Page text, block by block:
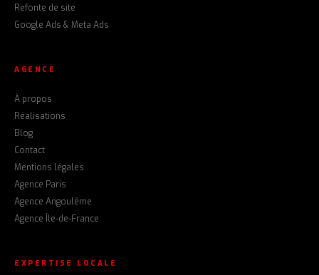
Refonte de site
Google Ads & Meta Ads
AGENCE
À propos
Réalisations
Blog
Contact
Mentions légales
Agence Paris
Agence Angoulême
Agence Île-de-France
EXPERTISE LOCALE